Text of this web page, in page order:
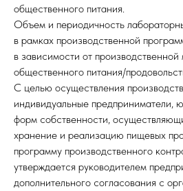
общественного питания.
Объем и периодичность
в рамках производственной
в зависимости от
общественного питания/
С целью осуществления
индивидуальные предприниматели,
форм собственности,
хранение и реализацию пищевых
программу производственного
утверждается руководителем
дополнительного согласования с